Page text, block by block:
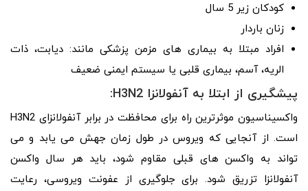
کودکان زیر 5 سال
زنان باردار
افراد مبتلا به بیماری های مزمن پزشکی مانند: دیابت، ذات
الریه، آسم، بیماری قلبی یا سیستم ایمنی ضعیف
پیشگیری از ابتلا به آنفولانزا H3N2:
واکسیناسیون موثرترین راه برای محافظت در برابر آنفولانزای H3N2
است. از آنجایی که ویروس در طول زمان جهش می یابد و می
تواند به واکسن های قبلی مقاوم شود، باید هر سال واکسن
آنفولانزا تزریق شود. برای جلوگیری از عفونت ویروسی، رعایت